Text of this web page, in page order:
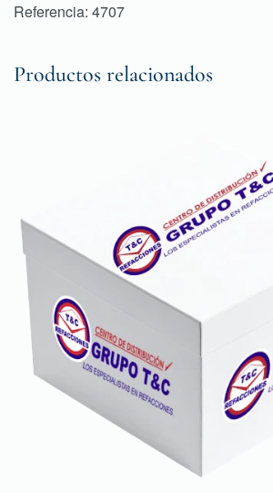
Referencia: 4707
Productos relacionados